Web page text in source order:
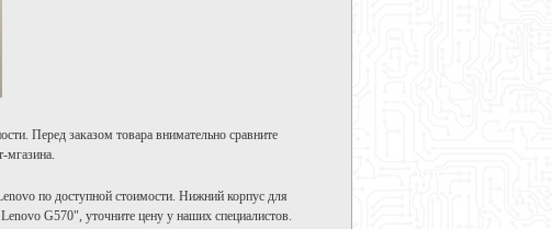
Перед заказом товара внимательно сравните
мгазина.
по доступной стоимости. Нижний корпус для
G570", уточните цену у наших специалистов.